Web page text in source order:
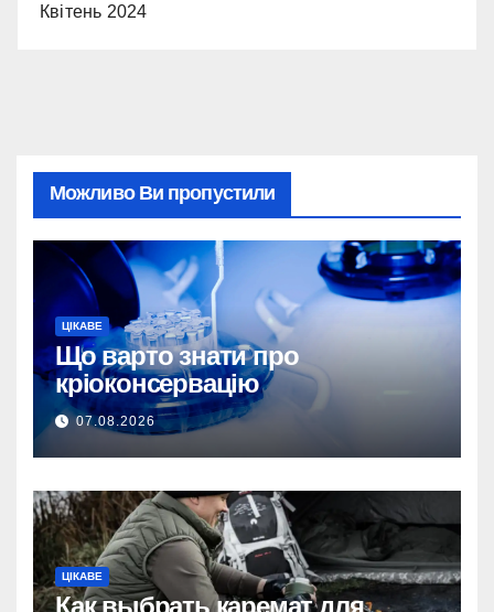
Квітень 2024
Можливо Ви пропустили
ЦІКАВЕ
Що варто знати про
кріоконсервацію
07.08.2026
ЦІКАВЕ
Как выбрать каремат для